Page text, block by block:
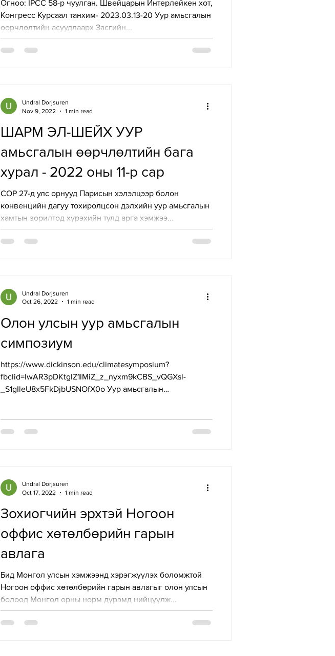
Огноо: IPCC 58-р чуулган. Швейцарын Интерлейкен хот,
Конгресс Курсаал танхим- 2023.03.13-20 Уур амьсгалын
өөрчлөлтийн асуудлаарх Засгийн...
ШАРМ ЭЛ-ШЕЙХ УУР
амьсгалын өөрчлөлтийн бага
хурал - 2022 оны 11-р сар
COP 27-д улс орнууд Парисын хэлэлцээр болон
конвенцийн дагуу тохиролцсон дэлхийн уур амьсгалын
хамтын зорилтод хүрэхийн тулд арга хэмжээ...
Undral Dorjsuren
Nov 9, 2022
1 min read
Олон улсын уур амьсгалын
симпозиум
https://www.dickinson.edu/climatesymposium?
fbclid=IwAR3pDKtglZ1lMiZ_z_nyxm9kCBS_vQGXsl-
_S1gIleU8x5FkDjbUSNOfX0o Уур амьсгалын
Undral Dorjsuren
Oct 26, 2022
1 min read
Зохиогчийн эрхтэй Ногоон
оффис хөтөлбөрийн гарын
авлага
Бид Монгол улсын хэмжээнд хэрэгжүүлэх боломжтой
Ногоон оффис хөтөлбөрийн гарын авлагыг олон улсын
болоод Монгол орны норм дүрэмд нийцүүлж...
Undral Dorjsuren
Oct 17, 2022
1 min read